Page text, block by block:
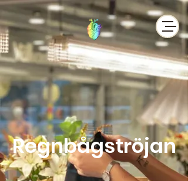
Regnbågströjan